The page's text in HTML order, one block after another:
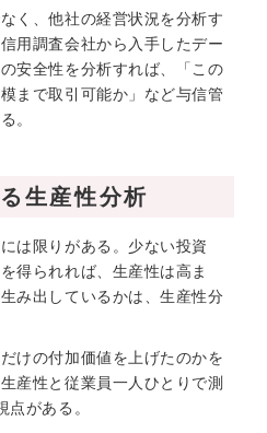
く、他社の経営状況を分析す
用調査会社から入手したデー
安全性を分析すれば、「この
まで取引可能か」など与信管
。
生産性分析
は限りがある。少ない投資
得られれば、生産性は高ま
み出しているかは、生産性分
けの付加価値を上げたのかを
産性と従業員一人ひとりで測
がある。